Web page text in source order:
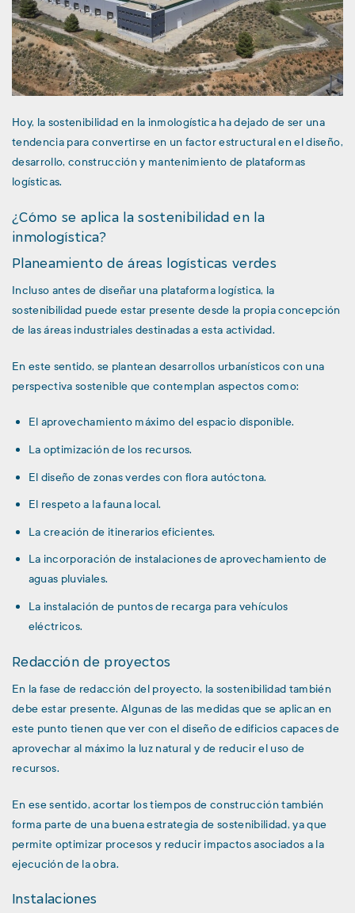
Hoy, la sostenibilidad en la inmologística ha dejado de ser una
tendencia para convertirse en un factor estructural en el diseño,
desarrollo, construcción y mantenimiento de plataformas
logísticas.
¿Cómo se aplica la sostenibilidad en la
inmologística?
Planeamiento de áreas logísticas verdes
Incluso antes de diseñar una plataforma logística, la
sostenibilidad puede estar presente desde la propia concepción
de las áreas industriales destinadas a esta actividad.
En este sentido, se plantean desarrollos urbanísticos con una
perspectiva sostenible que contemplan aspectos como:
El aprovechamiento máximo del espacio disponible.
La optimización de los recursos.
El diseño de zonas verdes con flora autóctona.
El respeto a la fauna local.
La creación de itinerarios eficientes.
La incorporación de instalaciones de aprovechamiento de
aguas pluviales.
La instalación de puntos de recarga para vehículos
eléctricos.
Redacción de proyectos
En la fase de redacción del proyecto, la sostenibilidad también
debe estar presente. Algunas de las medidas que se aplican en
este punto tienen que ver con el diseño de edificios capaces de
aprovechar al máximo la luz natural y de reducir el uso de
recursos.
En ese sentido, acortar los tiempos de construcción también
forma parte de una buena estrategia de sostenibilidad, ya que
permite optimizar procesos y reducir impactos asociados a la
ejecución de la obra.
Instalaciones